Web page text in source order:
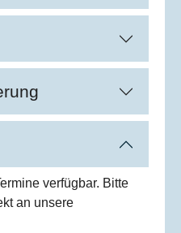
verfügbar. Bitte
an unsere